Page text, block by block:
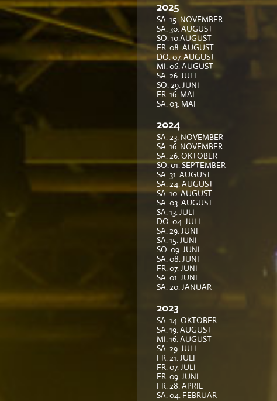
2025
SA. 15. NOVEMBER
SA. 30. AUGUST
SO. 10.AUGUST
FR. 08. AUGUST
DO. 07. AUGUST
MI. 06. AUGUST
SA. 26. JULI
SO. 29. JUNI
FR. 16. MAI
SA. 03. MAI
2024
SA. 23. NOVEMBER
SA. 16. NOVEMBER
SA. 26. OKTOBER
SO. 01. SEPTEMBER
SA. 31. AUGUST
SA. 24. AUGUST
SA. 10. AUGUST
SA. 03. AUGUST
SA. 13. JULI
DO. 04. JULI
SA. 29. JUNI
SA. 15. JUNI
SO. 09. JUNI
SA. 08. JUNI
FR. 07. JUNI
SA. 01. JUNI
SA. 20. JANUAR
2023
SA. 14. OKTOBER
SA. 19. AUGUST
MI. 16. AUGUST
SA. 29. JULI
FR. 21. JULI
FR. 07. JULI
FR. 09. JUNI
FR. 28. APRIL
SA. 04. FEBRUAR